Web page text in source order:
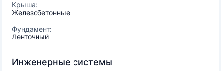
Крыша:
Железобетонные
Фундамент:
Ленточный
Инженерные системы